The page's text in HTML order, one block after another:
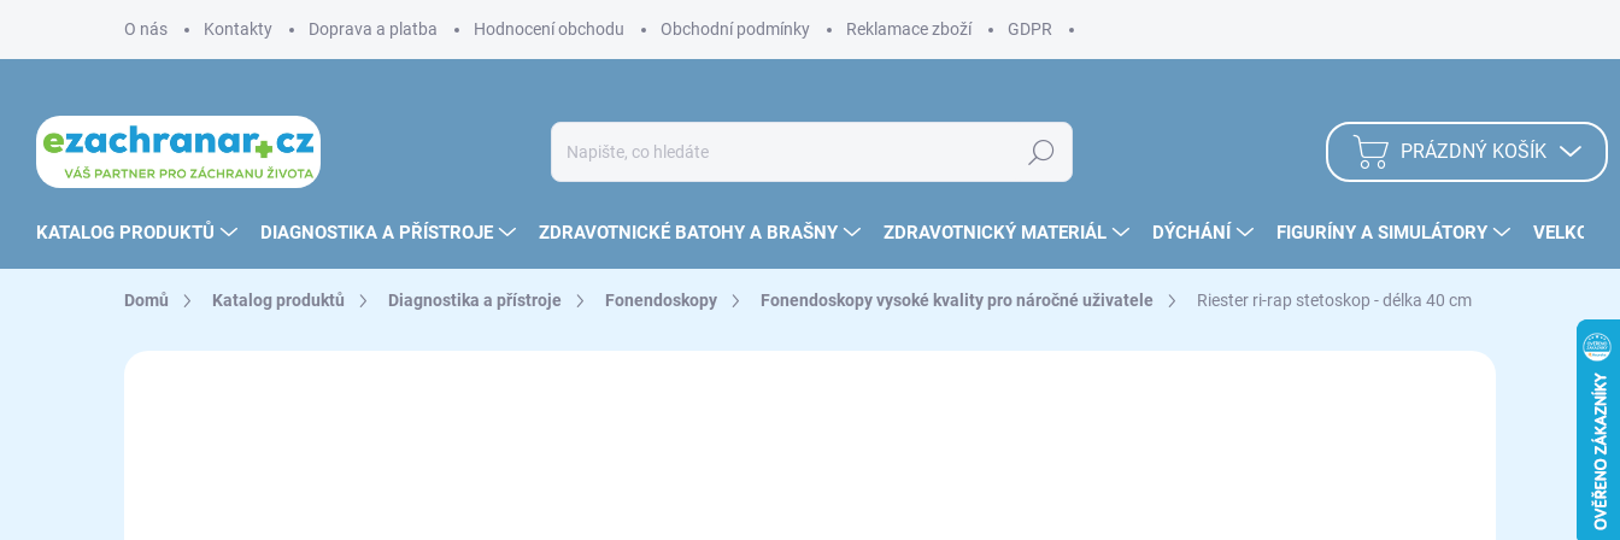
obsah
O nás Kontakty Doprava a platba Hodnocení obchodu Obchodní podmínky Reklamace zboží GDPR
Hledat
NÁKUPNÍ
KOŠÍK
PRÁZDNÝ KOŠÍK
KATALOG PRODUKTŮ DIAGNOSTIKA A PŘÍSTROJE ZDRAVOTNICKÉ BATOHY A BRAŠNY ZDRAVOTNICKÝ MATERIÁL DÝCHÁNÍ FIGURÍNY A SIMULÁTORY
Domů Katalog produktů Diagnostika a přístroje Fonendoskopy Fonendoskopy vysoké kvality pro náročné uživatele Riester ri-rap stetoskop - délka 40 cm
ZNAČKA: